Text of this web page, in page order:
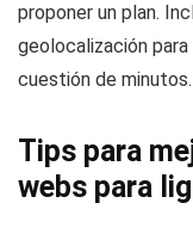
proponer un plan.
geolocalización
cuestión de minutos.
Tips para
webs para